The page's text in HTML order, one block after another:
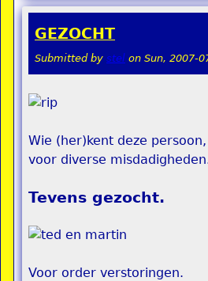
GEZOCHT
Submitted by stel on Sun, 2007-
Wie (her)kent deze
voor diverse
Tevens gezocht.
Voor order verstoringen.